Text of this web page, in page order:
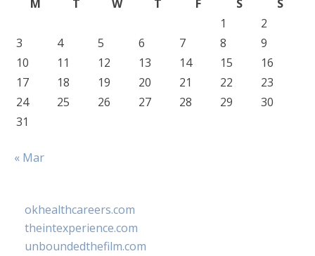
M T W T F S
S
1
2
3
4 5 6 7 8
9
10
11 12 13 14 15
16
17
18 19 20 21 22
23
24
25 26 27 28 29
30
31
« Mar
okhealthcareers.com
theintexperience.com
unboundedthefilm.com